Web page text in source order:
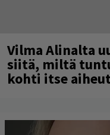
Vilma Alinalta
siitä, miltä
kohti itse